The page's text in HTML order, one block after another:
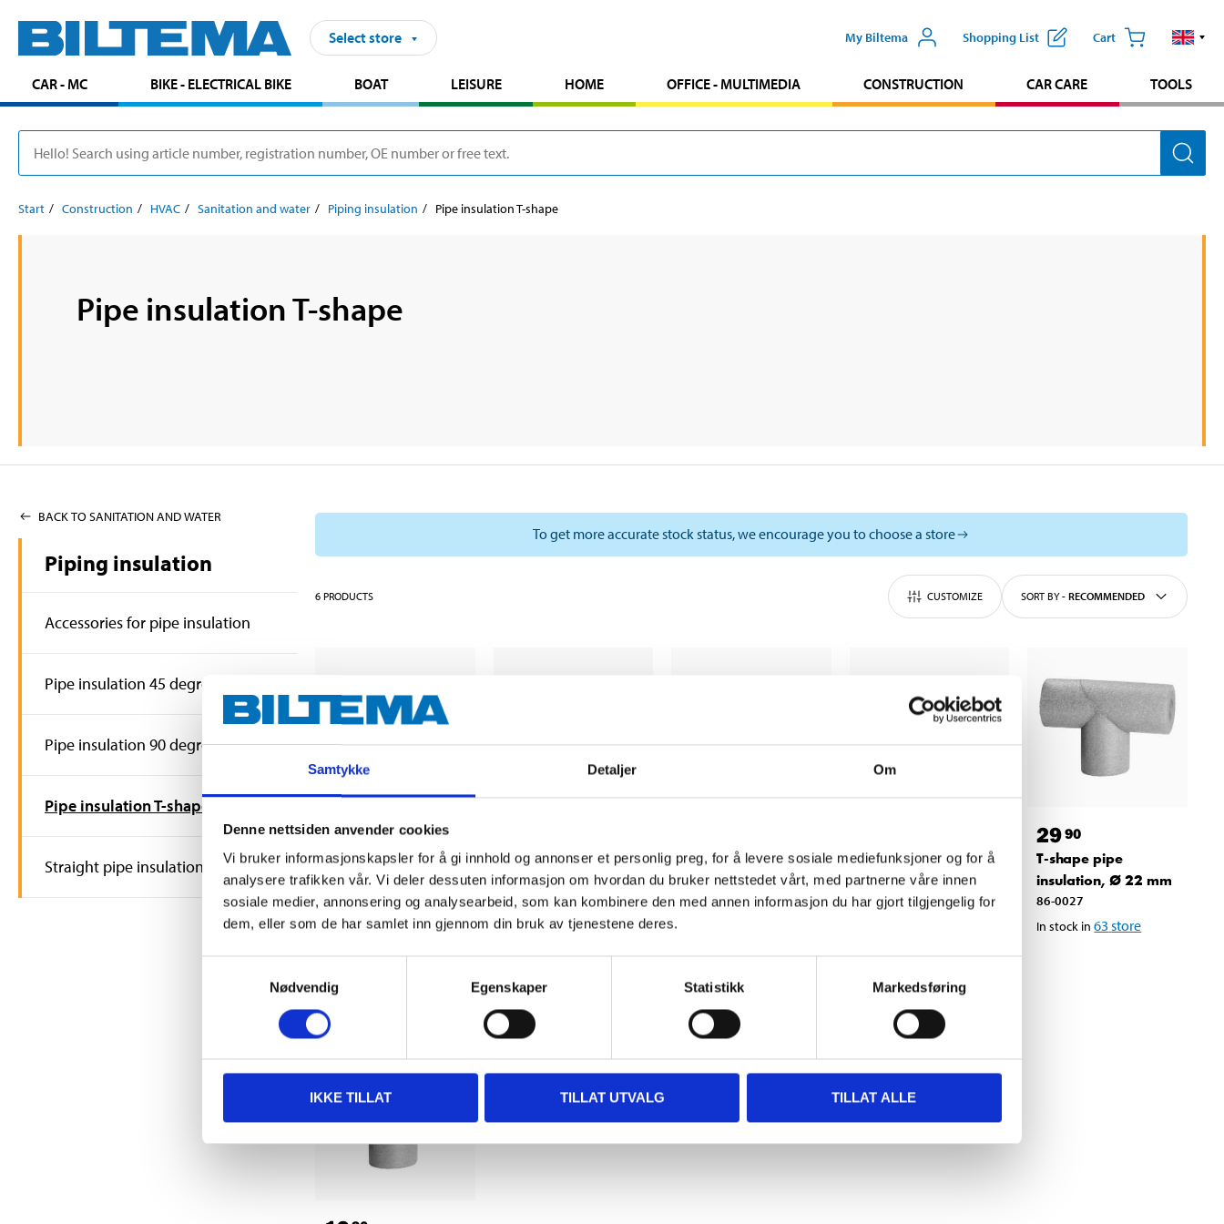
Samtykke Detaljer Om
Denne nettsiden anvender cookies
Vi bruker informasjonskapsler for å gi innhold og annonser et personlig preg, for å levere sosiale mediefunksjoner og for å
analysere trafikken vår. Vi deler dessuten informasjon om hvordan du bruker nettstedet vårt, med partnerne våre innen
sosiale medier, annonsering og analysearbeid, som kan kombinere den med annen informasjon du har gjort tilgjengelig for
dem, eller som de har samlet inn gjennom din bruk av tjenestene deres.
Nødvendig
Egenskaper Statistikk Markedsføring
IKKE TILLAT TILLAT UTVALG TILLAT ALLE
Select store My Biltema Shopping List Cart
CAR - MC BIKE - ELECTRICAL BIKE BOAT LEISURE HOME OFFICE - MULTIMEDIA CONSTRUCTION CAR CARE TOOLS
Start Construction HVAC Sanitation and water Piping insulation Pipe insulation T-shape
Pipe insulation T-shape
BACK TO SANITATION AND WATER
Piping insulation
Accessories for pipe insulation
Pipe insulation 45 degrees
Pipe insulation 90 degrees
Pipe insulation T-shape
Straight pipe insulation
To get more accurate stock status, we encourage you to choose a store
6 PRODUCTS CUSTOMIZE SORT BY- RECOMMENDED
2490
T-shape pipe
insulation, Ø 15 mm
86-0026
In stock in 63store
T-shape pipe
insulation, Ø 42 mm
83-232
In stock in62store
T-shape pipe
insulation, Ø 28 mm
86-0028
T-shape pipe
insulation, Ø 35 mm
86-0029
2990
T-shape pipe
insulation, Ø 22 mm
86-0027
In stock in 63 store